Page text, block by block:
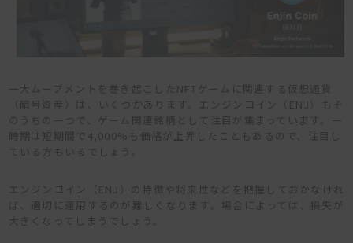
一大ムーブメントを巻き起こしたNFTゲームに関連する仮想通貨
（暗号資産）は、いくつかあります。エンジンコイン（ENJ）もそ
のうちの一つで、ゲーム関連銘柄として注目が集まっています。一
時期は短期間で4,000%も価格が上昇したこともあるので、注目し
ている方もいるでしょう。
エンジンコイン（ENJ）の特徴や将来性などを把握しておかなけれ
ば、適切に運用するのが難しくなります。場合によっては、損失が
大きくなってしまうでしょう。